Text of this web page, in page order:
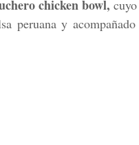
chicken bowl,
peruana y